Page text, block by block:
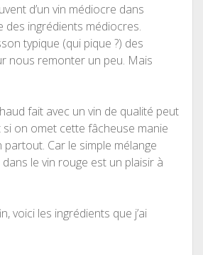
d’un vin médiocre dans
des ingrédients médiocres.
typique (qui pique ?) des
nous remonter un peu. Mais
fait avec un vin de qualité peut
on omet cette fâcheuse manie
Car le simple mélange
dans le vin rouge est un plaisir à
voici les ingrédients que j’ai